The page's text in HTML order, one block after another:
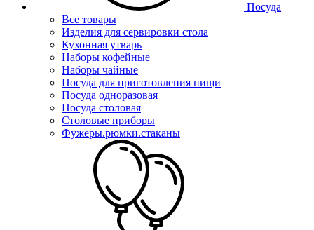
Посуда
Все товары
Изделия для сервировки стола
Кухонная утварь
Наборы кофейные
Наборы чайные
Посуда для приготовления пищи
Посуда одноразовая
Посуда столовая
Столовые приборы
Фужеры.рюмки.стаканы